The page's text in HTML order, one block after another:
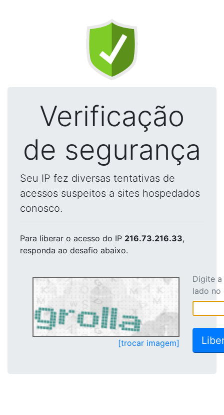
Verificação
de segurança
Seu IP fez diversas tentativas de
acessos suspeitos a sites hospedados
conosco.
Para liberar o acesso do IP 216.73.216.33,
responda ao desafio abaixo.
[trocar imagem]
Digite
lado no